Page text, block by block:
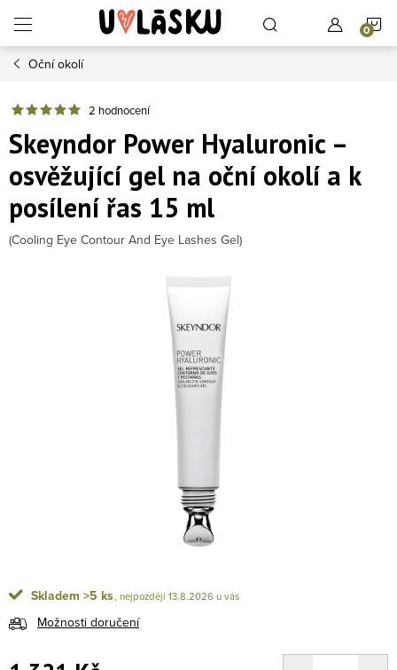
Oční okolí
2 hodnocení
Skeyndor Power Hyaluronic –
osvěžující gel na oční okolí a k
posílení řas 15 ml
(Cooling Eye Contour And Eye Lashes Gel)
Skladem >5 ks 13.8.2026
Možnosti doručení